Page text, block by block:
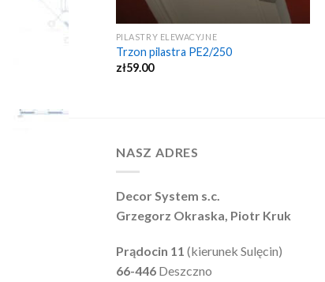
PILASTRY ELEWACYJNE
Trzon pilastra PE2/250
zł59.00
NASZ ADRES
Decor System s.c.
Grzegorz Okraska, Piotr Kruk
Prądocin 11 (kierunek Sulęcin)
66-446 Deszczno